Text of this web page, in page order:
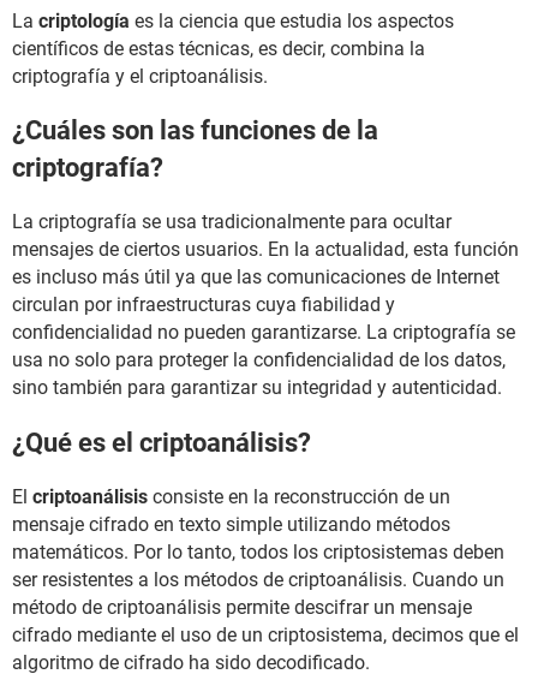
La criptología es la ciencia que estudia los aspectos
científicos de estas técnicas, es decir, combina la
criptografía y el criptoanálisis.
¿Cuáles son las funciones de la
criptografía?
La criptografía se usa tradicionalmente para ocultar
mensajes de ciertos usuarios. En la actualidad, esta función
es incluso más útil ya que las comunicaciones de Internet
circulan por infraestructuras cuya fiabilidad y
confidencialidad no pueden garantizarse. La criptografía se
usa no solo para proteger la confidencialidad de los datos,
sino también para garantizar su integridad y autenticidad.
¿Qué es el criptoanálisis?
El criptoanálisis consiste en la reconstrucción de un
mensaje cifrado en texto simple utilizando métodos
matemáticos. Por lo tanto, todos los criptosistemas deben
ser resistentes a los métodos de criptoanálisis. Cuando un
método de criptoanálisis permite descifrar un mensaje
cifrado mediante el uso de un criptosistema, decimos que el
algoritmo de cifrado ha sido decodificado.